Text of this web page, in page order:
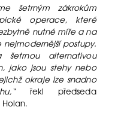
šetrným zákrokům
operace, které
nutné míře a na
postupy.
alternativou
jako jsou stehy nebo
okraje lze snadno
řekl předseda